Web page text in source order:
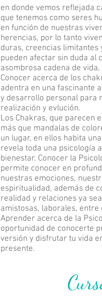
en donde vemos reflejada
que tenemos como seres
en función de nuestras
herencias, por lo tanto
duras, creencias limitantes
pueden afectar sin duda al
asombrosa cadena de
Conocer acerca de los
adentra en una fascinante
y desarrollo personal para
realización y evlución.
Los Chakras, que parecen
más que mandalas de
un lugar, en ellos habita
revela toda una psicología
bienestar. Conocer la
permite conocer en
nuestras emociones,
espiritualidad, además de
realidad y relaciones ya
amistosas, laborales, entre
Aprender acerca de la
oportunidad de conocerte
versión y disfrutar tu vida
presente.